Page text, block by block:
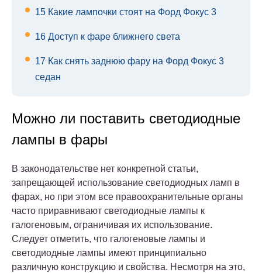
15 Какие лампочки стоят на Форд Фокус 3
16 Доступ к фаре ближнего света
17 Как снять заднюю фару на Форд Фокус 3
седан
Можно ли поставить светодиодные
лампы в фары
В законодательстве нет конкретной статьи,
запрещающей использование светодиодных ламп в
фарах, но при этом все правоохранительные органы
часто приравнивают светодиодные лампы к
галогеновым, ограничивая их использование.
Следует отметить, что галогеновые лампы и
светодиодные лампы имеют принципиально
различную конструкцию и свойства. Несмотря на это,